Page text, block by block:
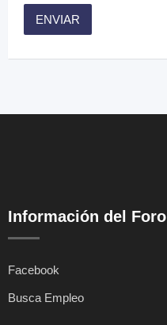
Información del Foro
Facebook
Busca Empleo